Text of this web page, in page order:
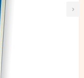
›